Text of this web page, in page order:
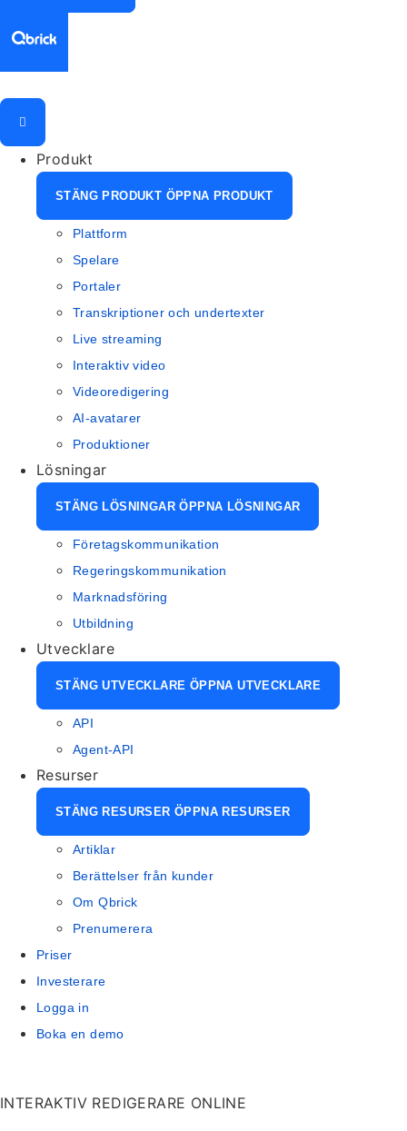
Produkt
STÄNG PRODUKT ÖPPNA PRODUKT
Plattform
Spelare
Portaler
Transkriptioner och undertexter
Live streaming
Interaktiv video
Videoredigering
AI-avatarer
Produktioner
Lösningar
STÄNG LÖSNINGAR ÖPPNA LÖSNINGAR
Företagskommunikation
Regeringskommunikation
Marknadsföring
Utbildning
Utvecklare
STÄNG UTVECKLARE ÖPPNA UTVECKLARE
API
Agent-API
Resurser
STÄNG RESURSER ÖPPNA RESURSER
Artiklar
Berättelser från kunder
Om Qbrick
Prenumerera
Priser
Investerare
Logga in
Boka en demo
INTERAKTIV REDIGERARE ONLINE